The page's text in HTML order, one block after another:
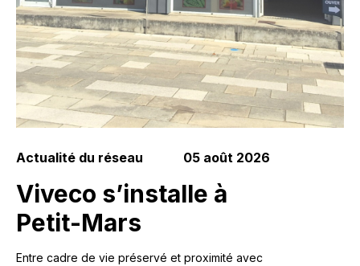
Actualité du réseau 05 août 2026
Viveco s’installe à
Petit-Mars
Entre cadre de vie préservé et proximité avec